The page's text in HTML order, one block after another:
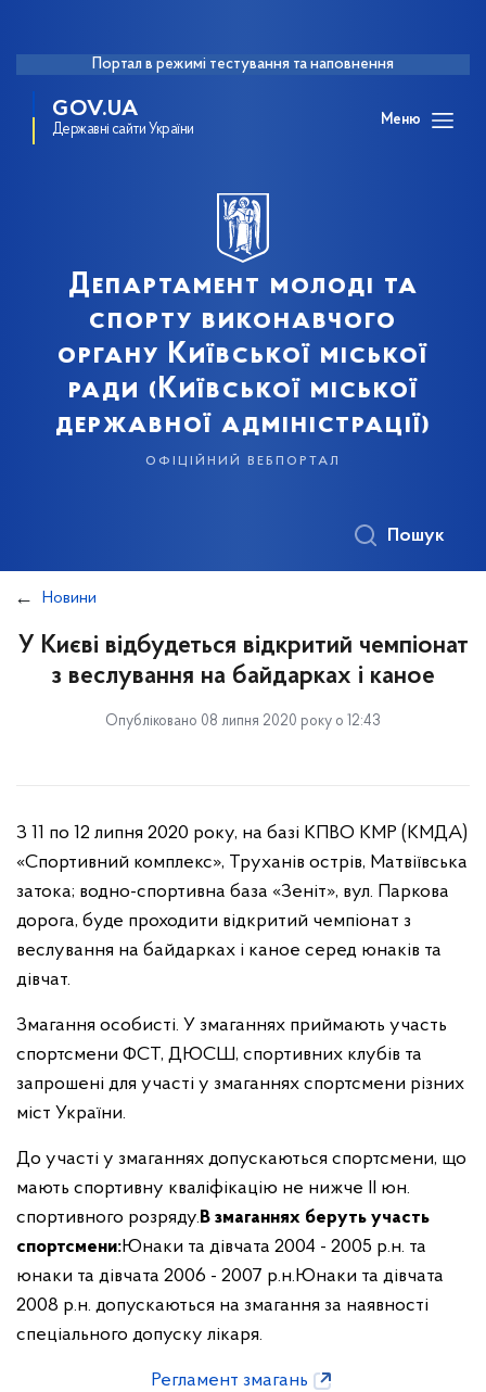
Портал в режимі тестування та наповнення
GOV.UA
Державні сайти України
Меню
Департамент молоді та
спорту виконавчого
органу Київської міської
ради (Київської міської
державної адміністрації)
офіційний вебпортал
Пошук
Новини
У Києві відбудеться відкритий чемпіонат
з веслування на байдарках і каное
Опубліковано 08 липня 2020 року о 12:43
З 11 по 12 липня 2020 року, на базі КПВО КМР (КМДА)
«Спортивний комплекс», Труханів острів, Матвіївська
затока; водно-спортивна база «Зеніт», вул. Паркова
дорога, буде проходити відкритий чемпіонат з
веслування на байдарках і каное серед юнаків та
дівчат.
Змагання особисті. У змаганнях приймають участь
спортсмени ФСТ, ДЮСШ, спортивних клубів та
запрошені для участі у змаганнях спортсмени різних
міст України.
До участі у змаганнях допускаються спортсмени, що
мають спортивну кваліфікацію не нижче ІІ юн.
спортивного розряду.В змаганнях беруть участь
спортсмени:Юнаки та дівчата 2004 - 2005 р.н. та
юнаки та дівчата 2006 - 2007 р.н.Юнаки та дівчата
2008 р.н. допускаються на змагання за наявності
спеціального допуску лікаря.
Регламент змагань